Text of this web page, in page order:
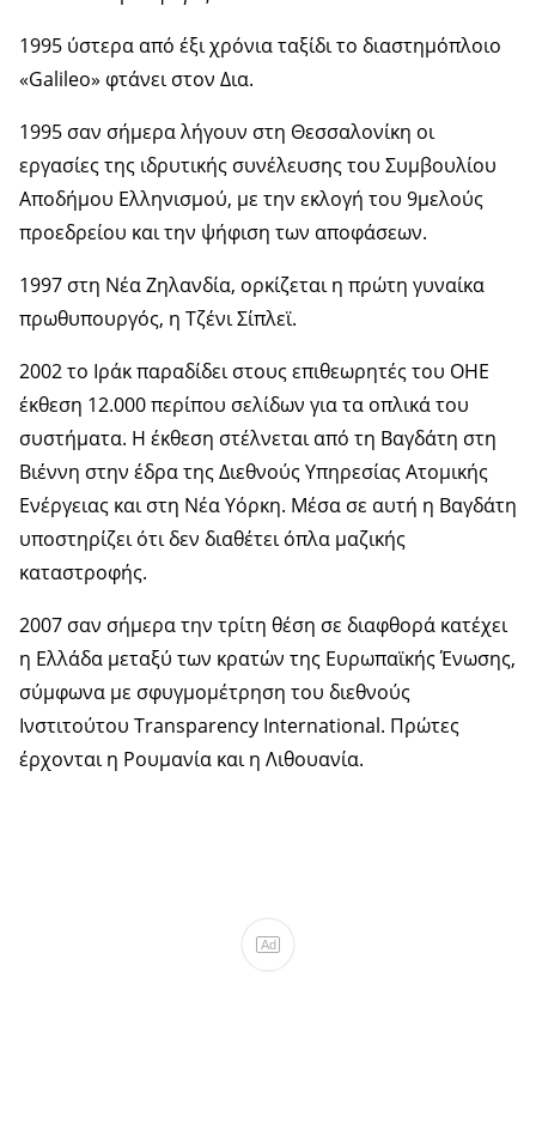
1995 ύστερα από έξι χρόνια ταξίδι το διαστημόπλοιο
«Galileo» φτάνει στον Δια.
1995 σαν σήμερα λήγουν στη Θεσσαλονίκη οι
εργασίες της ιδρυτικής συνέλευσης του Συμβουλίου
Αποδήμου Ελληνισμού, με την εκλογή του 9μελούς
προεδρείου και την ψήφιση των αποφάσεων.
1997 στη Νέα Ζηλανδία, ορκίζεται η πρώτη γυναίκα
πρωθυπουργός, η Τζένι Σίπλεϊ.
2002 το Ιράκ παραδίδει στους επιθεωρητές του ΟΗΕ
έκθεση 12.000 περίπου σελίδων για τα οπλικά του
συστήματα. Η έκθεση στέλνεται από τη Βαγδάτη στη
Βιέννη στην έδρα της Διεθνούς Υπηρεσίας Ατομικής
Ενέργειας και στη Νέα Υόρκη. Μέσα σε αυτή η Βαγδάτη
υποστηρίζει ότι δεν διαθέτει όπλα μαζικής
καταστροφής.
2007 σαν σήμερα την τρίτη θέση σε διαφθορά κατέχει
η Ελλάδα μεταξύ των κρατών της Ευρωπαϊκής Ένωσης,
σύμφωνα με σφυγμομέτρηση του διεθνούς
Ινστιτούτου Transparency International. Πρώτες
έρχονται η Ρουμανία και η Λιθουανία.
Ad